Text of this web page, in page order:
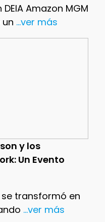
Amazon MGM
...ver más
y los
Un Evento
transformó en
...ver más